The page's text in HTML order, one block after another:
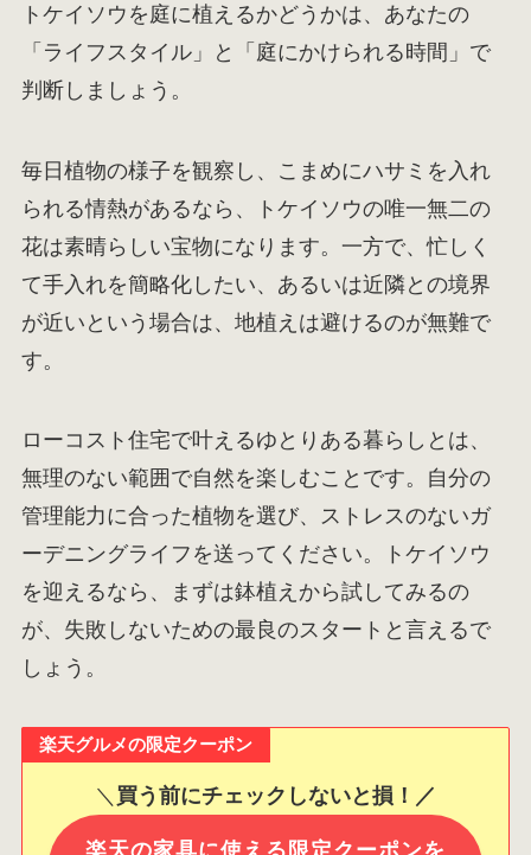
トケイソウを庭に植えるかどうかは、あなたの
「ライフスタイル」と「庭にかけられる時間」で
判断しましょう。
毎日植物の様子を観察し、こまめにハサミを入れ
られる情熱があるなら、トケイソウの唯一無二の
花は素晴らしい宝物になります。一方で、忙しく
て手入れを簡略化したい、あるいは近隣との境界
が近いという場合は、地植えは避けるのが無難で
す。
ローコスト住宅で叶えるゆとりある暮らしとは、
無理のない範囲で自然を楽しむことです。自分の
管理能力に合った植物を選び、ストレスのないガ
ーデニングライフを送ってください。トケイソウ
を迎えるなら、まずは鉢植えから試してみるの
が、失敗しないための最良のスタートと言えるで
しょう。
楽天グルメの限定クーポン
＼ 買う前にチェックしないと損！／